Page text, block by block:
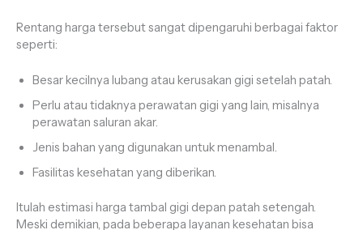
Rentang harga tersebut sangat dipengaruhi berbagai faktor
seperti:
Besar kecilnya lubang atau kerusakan gigi setelah patah.
Perlu atau tidaknya perawatan gigi yang lain, misalnya
perawatan saluran akar.
Jenis bahan yang digunakan untuk menambal.
Fasilitas kesehatan yang diberikan.
Itulah estimasi harga tambal gigi depan patah setengah.
Meski demikian, pada beberapa layanan kesehatan bisa